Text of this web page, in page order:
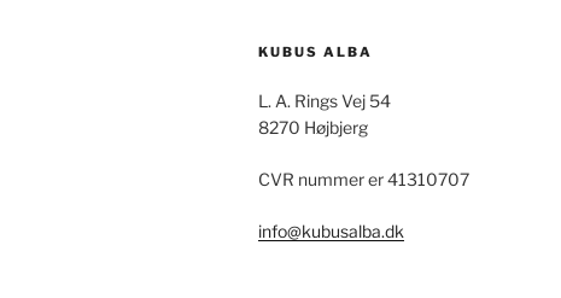
KUBUS ALBA
L. A. Rings Vej 54
8270 Højbjerg
CVR nummer er 41310707
info@kubusalba.dk